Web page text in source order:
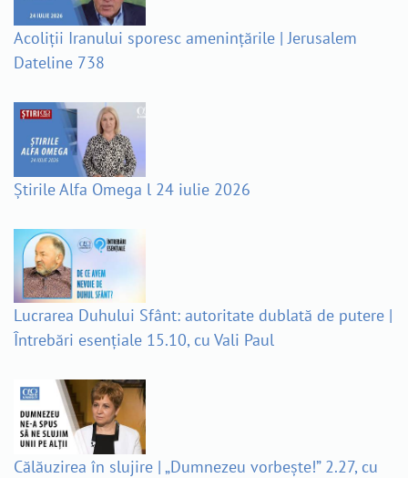
Acoliții Iranului sporesc amenințările | Jerusalem
Dateline 738
Știrile Alfa Omega l 24 iulie 2026
Lucrarea Duhului Sfânt: autoritate dublată de putere |
Întrebări esențiale 15.10, cu Vali Paul
Călăuzirea în slujire | „Dumnezeu vorbește!” 2.27, cu